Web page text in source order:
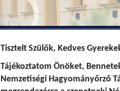
Tisztelt Szülők, Kedves
Tájékoztatom Önöket,
Nemzetiségi Hagyományőrző